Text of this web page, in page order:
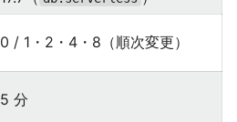
0 / 1・2・4・8（順次変更）
5 分